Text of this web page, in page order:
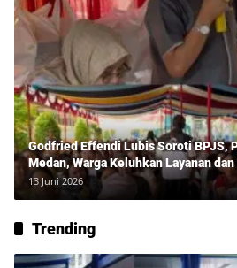
Godfried Effendi Lubis Soroti BPJS,
Medan, Warga Keluhkan Layanan dan
13 Juni 2026
Trending